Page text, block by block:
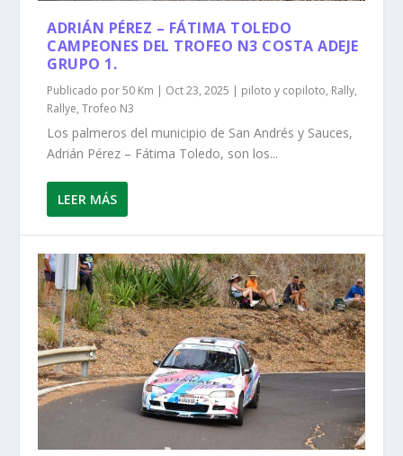
ADRIÁN PÉREZ – FÁTIMA TOLEDO
CAMPEONES DEL TROFEO N3 COSTA ADEJE
GRUPO 1.
Publicado por50 Km | Oct 23, 2025 | piloto y copiloto, Rally,
Rallye,Trofeo N3
Los palmeros del municipio de San Andrés y Sauces,
Adrián Pérez – Fátima Toledo, son los...
LEER MÁS